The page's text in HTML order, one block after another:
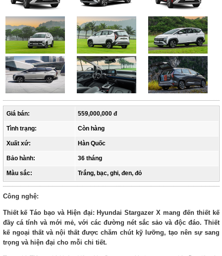
Giá bán: 559,000,000 đ
Tình trạng: Còn hàng
Xuất xứ: Hàn Quốc
Bảo hành: 36 tháng
Màu sắc: Trắng, bạc, ghi, đen, đỏ
Công nghệ:
Thiết kế Táo bạo và Hiện đại: Hyundai Stargazer X mang đến thiết kế
đầy cá tính và mới mẻ, với các đường nét sắc sảo và độc đáo. Thiết
kế ngoại thất và nội thất được chăm chút kỹ lưỡng, tạo nên sự sang
trọng và hiện đại cho mỗi chi tiết.